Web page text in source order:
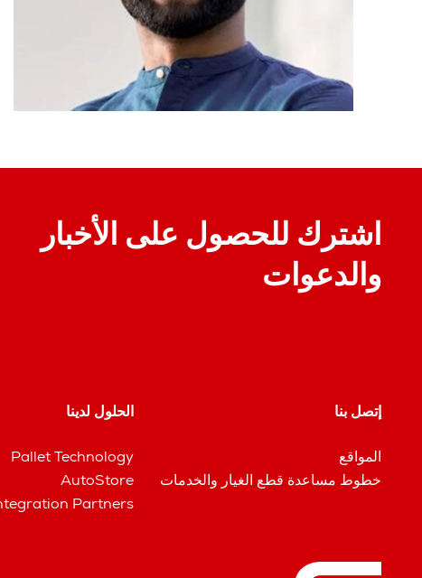
اشترك للحصول على الأخبار
والدعوات
إتصل بنا
المواقع
خطوط مساعدة قطع الغيار والخدمات
الحلول لدينا
Pallet Technology
AutoStore
Partners